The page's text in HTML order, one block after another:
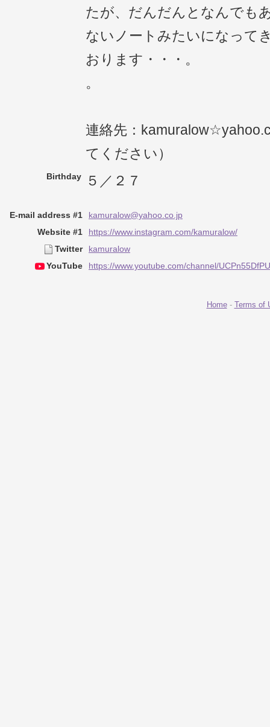
たが、だんだんとなんでも
ないノートみたいになって
おります・・・。
。
連絡先：
てください）
Birthday ５／２７
E-mail address #1
kamuralow@yahoo.co.jp
Website #1
https://www.instagram.com/kamuralow/
Twitter
kamuralow
YouTube
https://www.youtube.com/channel/
Home- Terms of